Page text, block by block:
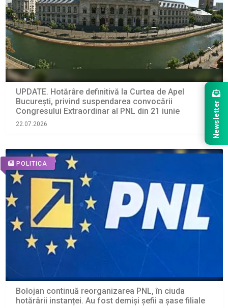
UPDATE. Hotărâre definitivă la Curtea de Apel
București, privind suspendarea convocării
Congresului Extraordinar al PNL din 21 iunie
22.07.2026
POLITICA
Bolojan continuă reorganizarea PNL, în ciuda
hotărârii instanței. Au fost demiși șefii a șase filiale
Newsletter